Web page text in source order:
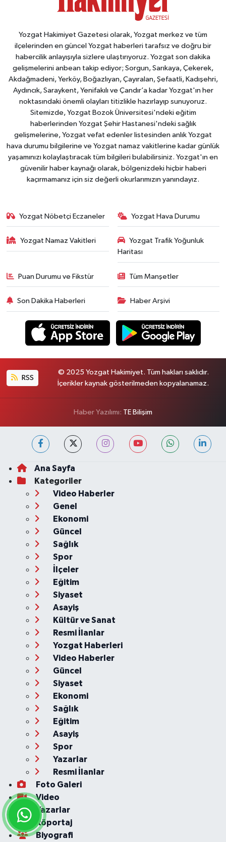
Yozgat Hakimiyet Gazetesi olarak, Yozgat merkez ve tüm
ilçelerinden en güncel Yozgat haberleri tarafsız ve doğru bir
habercilik anlayışıyla sizlere ulaştırıyoruz. Yozgat son dakika
gelişmelerini anbean takip ediyor; Sorgun, Sarıkaya, Çekerek,
Akdağmadeni, Yerköy, Boğazlıyan, Çayıralan, Şefaatli, Kadışehri,
Aydıncık, Saraykent, Yenifakılı ve Çandır’a kadar Yozgat'ın her
noktasındaki önemli olayları titizlikle hazırlayıp sunuyoruz.
Sitemizde, Yozgat Bozok Üniversitesi'ndeki eğitim
haberlerinden Yozgat Şehir Hastanesi'ndeki sağlık
gelişmelerine, Yozgat vefat edenler listesinden anlık Yozgat
hava durumu bilgilerine ve Yozgat namaz vakitlerine kadar günlük
yaşamınızı kolaylaştıracak tüm bilgileri bulabilirsiniz. Yozgat'ın en
güvenilir haber kaynağı olarak, bölgenizdeki hiçbir haberi
kaçırmamanız için siz değerli okurlarımızın yanındayız.
Yozgat Nöbetçi Eczaneler Yozgat Hava Durumu
Yozgat Namaz Vakitleri
Yozgat Trafik Yoğunluk
Haritası
Puan Durumu ve Fikstür Tüm Manşetler
Son Dakika Haberleri Haber Arşivi
RSS
© 2025 Yozgat Hakimiyet. Tüm hakları saklıdır.
İçerikler kaynak gösterilmeden kopyalanamaz.
Haber Yazılımı: TE Bilişim
Ana Sayfa
Kategoriler
Video Haberler
Genel
Ekonomi
Güncel
Sağlık
Spor
İlçeler
Eğitim
Siyaset
Asayiş
Kültür ve Sanat
Resmi İlanlar
Yozgat Haberleri
Video Haberler
Güncel
Siyaset
Ekonomi
Sağlık
Eğitim
Asayiş
Spor
Yazarlar
Resmi İlanlar
Foto Galeri
Video
Yazarlar
Röportaj
Biyografi